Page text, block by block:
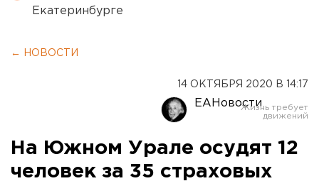
Екатеринбурге
← НОВОСТИ
14 ОКТЯБРЯ 2020 В 14:17
ЕАНовости
На Южном Урале осудят 12
человек за 35 страховых